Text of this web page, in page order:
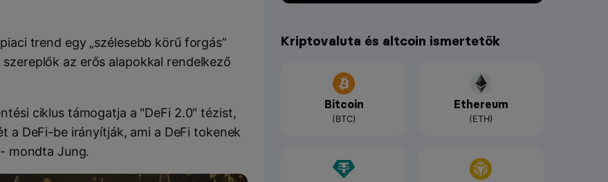
trend egy „szélesebb körű forgás”
az erős alapokkal rendelkező
ciklus támogatja a "DeFi 2.0" tézist,
a DeFi-be irányítják, ami a DeFi tokenek
mondta Jung.
Kriptovaluta és altcoin ismertetők
Bitcoin
(BTC)
Ethereum
(ETH)